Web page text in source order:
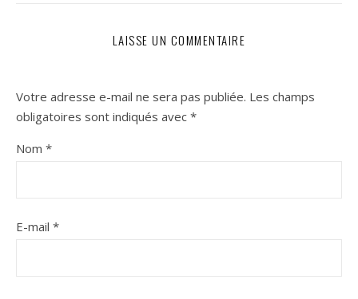
LAISSE UN COMMENTAIRE
Votre adresse e-mail ne sera pas publiée. Les champs
obligatoires sont indiqués avec *
Nom *
E-mail *